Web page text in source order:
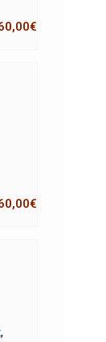
€
€